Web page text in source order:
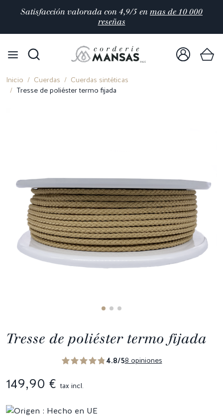
Satisfacción valorada con 4,9/5 en mas de 10 000
reseñas
Inicio Cuerdas
Cuerdas sintéticas
Tresse de poliéster termo fijada
Tresse de poliéster termo fijada
4.8/58 opiniones
149,90 € tax incl.